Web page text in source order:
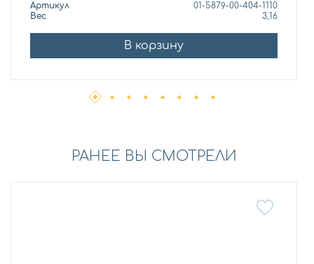
Артикул
01-5879-00-404-1110
Вес
3,16
В корзину
РАНЕЕ ВЫ СМОТРЕЛИ